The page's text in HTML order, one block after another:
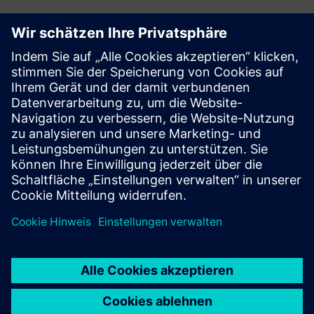
Follow
Press | Company | Siemens
© Siemens 1996 – 2026
Corporate Information
Privacy Notice
Cookie Notice
Digital ID